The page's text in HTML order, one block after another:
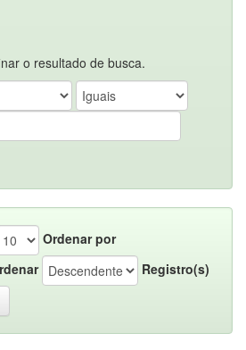
o resultado de busca.
Ordenar por
Registro(s)